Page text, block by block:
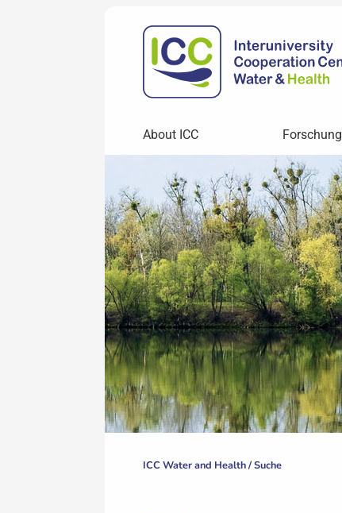
About ICC Forschung
ICC Water and Health /Suche